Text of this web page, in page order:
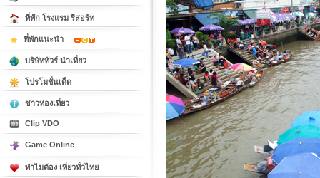
ที่พัก โรงแรม รีสอร์ท
ที่พักแนะนำ
บริษัททัวร์ นำเที่ยว
โปรโมชั่นเด็ด
ข่าวท่องเที่ยว
Clip VDO
Game Online
ทำไมต้อง เที่ยวทั่วไทย